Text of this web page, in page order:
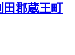
郡蔵王町